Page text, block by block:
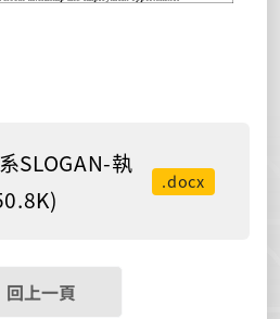
SLOGAN-執
.docx
回上一頁